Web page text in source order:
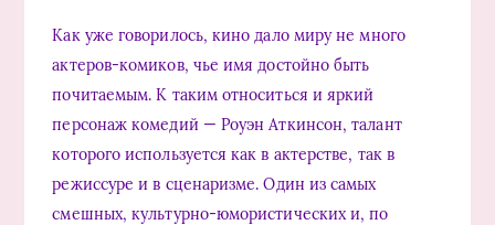
Как уже говорилось, кино дало миру не много
актеров-комиков, чье имя достойно быть
почитаемым. К таким относиться и яркий
персонаж комедий — Роуэн Аткинсон, талант
которого используется как в актерстве, так в
режиссуре и в сценаризме. Один из самых
смешных, культурно-юмористических и, по